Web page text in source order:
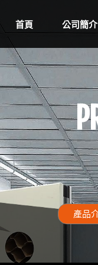
首頁 公司簡介
產品